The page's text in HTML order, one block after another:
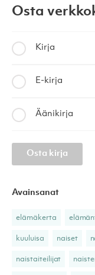
Osta
Kirja
E-kirja
Äänikirja
Osta kirja
Avainsanat
elämäkerta
kuuluisa naiset
naistaiteilijat